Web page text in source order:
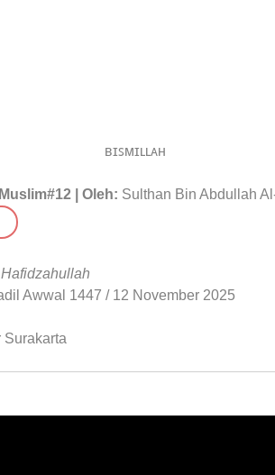
ʙɪꜱᴍɪʟʟᴀʜ
| Oleh: Sulthan Bin Abdullah
Hafidzahullah
Awwal 1447 / 12 November 2025
Surakarta